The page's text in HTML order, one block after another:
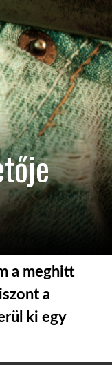
a meghitt
a
ki egy